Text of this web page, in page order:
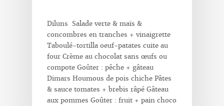
Diluns Salade verte & maïs &
concombres en tranches + vinaigrette
Taboulé-tortilla oeuf-patates cuite au
four Crème au chocolat sans œufs ou
compote Goûter : pêche + gâteau
Dimars Houmous de pois chiche Pâtes
& sauce tomates + brebis râpé Gâteau
aux pommes Goûter : fruit + pain choco